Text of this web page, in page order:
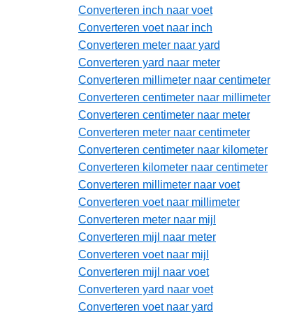
Converteren inch naar voet
Converteren voet naar inch
Converteren meter naar yard
Converteren yard naar meter
Converteren millimeter naar centimeter
Converteren centimeter naar millimeter
Converteren centimeter naar meter
Converteren meter naar centimeter
Converteren centimeter naar kilometer
Converteren kilometer naar centimeter
Converteren millimeter naar voet
Converteren voet naar millimeter
Converteren meter naar mijl
Converteren mijl naar meter
Converteren voet naar mijl
Converteren mijl naar voet
Converteren yard naar voet
Converteren voet naar yard